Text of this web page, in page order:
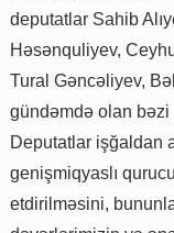
deputatlar Sahib
Həsənquliyev,
Tural Gəncəliyev,
gündəmdə olan
Deputatlar işğaldan
genişmiqyaslı
etdirilməsini,